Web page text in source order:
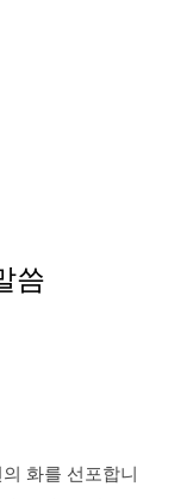
씀
화를 선포합니